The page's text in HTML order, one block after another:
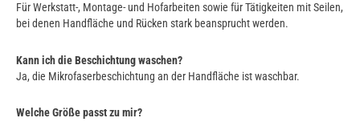
Für Werkstatt-, Montage- und Hofarbeiten sowie für Tätigkeiten mit Seilen,
bei denen Handfläche und Rücken stark beansprucht werden.
Kann ich die Beschichtung waschen?
Ja, die Mikrofaserbeschichtung an der Handfläche ist waschbar.
Welche Größe passt zu mir?